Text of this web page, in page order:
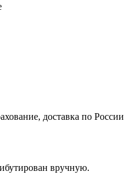
доставка по России
вручную.